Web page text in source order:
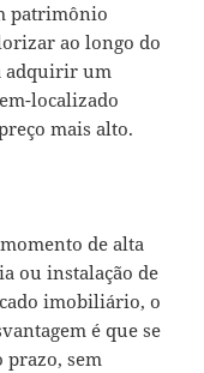
patrimônio
ao longo do
adquirir um
localizado
mais alto.
de alta
ou instalação de
imobiliário, o
é que se
sem